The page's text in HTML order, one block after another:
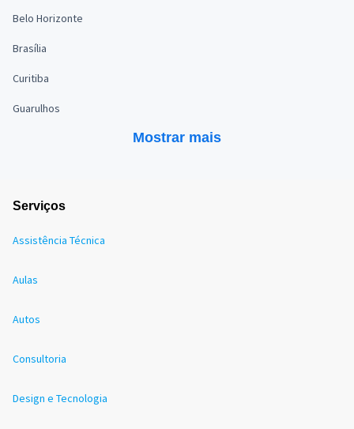
Belo Horizonte
Brasília
Curitiba
Guarulhos
Mostrar mais
Serviços
Assistência Técnica
Aulas
Autos
Consultoria
Design e Tecnologia